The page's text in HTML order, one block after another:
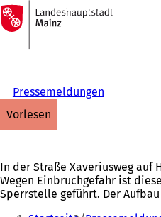
Inhalt anspringen
Zur
Startseite
Pressemeldungen
vorlesen
In der Straße Xaveriusweg auf
Wegen Einbruchgefahr ist
Sperrstelle geführt. Der
Sie